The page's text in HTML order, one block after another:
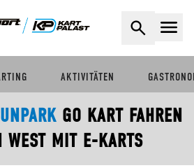
AKTIVITÄTEN
GO KART FAHREN
WEST MIT E-KARTS